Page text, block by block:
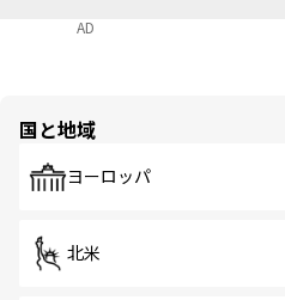
AD
国と地域
ヨーロッパ
北米